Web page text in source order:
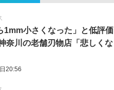
1mm小さくなった」と低評価
奈川の老舗刃物店「悲しくな
20:56